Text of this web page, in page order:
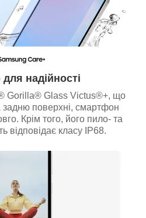
надійності
Gorilla® Glass Victus®+, що
поверхні, смартфон
Крім того, його пило- та
відповідає класу IP68.